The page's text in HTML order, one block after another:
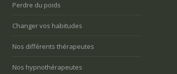
Perdre du poids
Changer vos habitudes
Nos différents thérapeutes
Nos hypnothérapeutes